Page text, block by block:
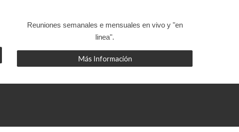
Reuniones semanales e mensuales en vivo y "en
linea".
Más Información